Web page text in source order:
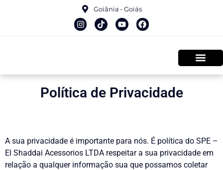
Goiânia - Goiás
Política de Privacidade
A sua privacidade é importante para nós. É política do SPE –
El Shaddai Acessorios LTDA respeitar a sua privacidade em
relação a qualquer informação sua que possamos coletar